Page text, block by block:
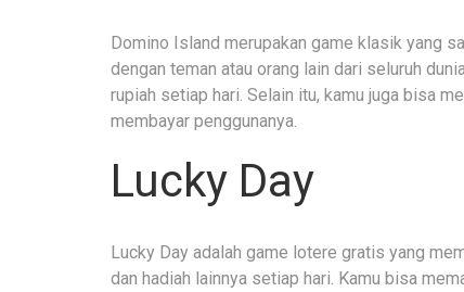
Domino Island merupakan game klasik yang
dengan teman atau orang lain dari seluruh
rupiah setiap hari. Selain itu, kamu juga bisa
membayar penggunanya.
Lucky Day
Lucky Day adalah game lotere gratis yang
dan hadiah lainnya setiap hari. Kamu bisa